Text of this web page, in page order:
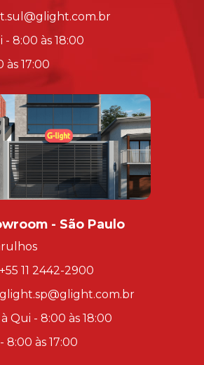
- 8:00 às 18:00
às 17:00
- São Paulo
+55 11 2442-2900
glight.sp@glight.com.br
Qui - 8:00 às 18:00
8:00 às 17:00